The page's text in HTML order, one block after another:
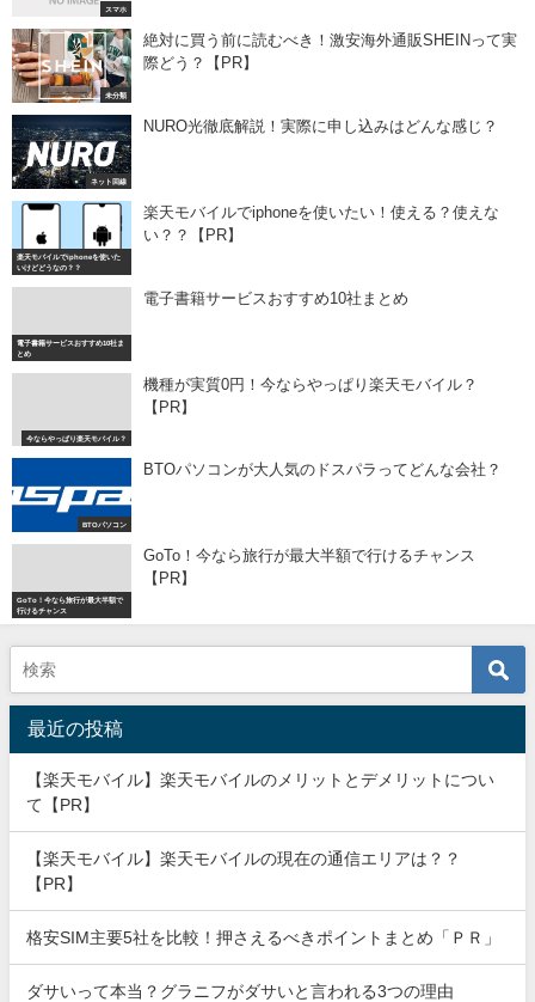
スマホ
未分類
絶対に買う前に読むべき！激安海外通販SHEINって実
際どう？【PR】
ネット回線
NURO光徹底解説！実際に申し込みはどんな感じ？
楽天モバイルでiphoneを使いた
いけどどうなの？？
楽天モバイルでiphoneを使いたい！使える？使えな
い？？【PR】
電子書籍サービスおすすめ10社ま
とめ
電子書籍サービスおすすめ10社まとめ
今ならやっぱり楽天モバイル？
機種が実質0円！今ならやっぱり楽天モバイル？
【PR】
BTOパソコン
BTOパソコンが大人気のドスパラってどんな会社？
GoTo！今なら旅行が最大半額で
行けるチャンス
GoTo！今なら旅行が最大半額で行けるチャンス
【PR】
最近の投稿
【楽天モバイル】楽天モバイルのメリットとデメリットについ
て【PR】
【楽天モバイル】楽天モバイルの現在の通信エリアは？？
【PR】
格安SIM主要5社を比較！押さえるべきポイントまとめ「ＰＲ」
ダサいって本当？グラニフがダサいと言われる3つの理由